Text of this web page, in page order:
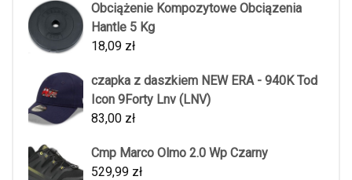
Obciążenie Kompozytowe Obciązenia
Hantle 5 Kg
18,09 zł
czapka z daszkiem NEW ERA - 940K Tod
Icon 9Forty Lnv (LNV)
83,00 zł
Cmp Marco Olmo 2.0 Wp Czarny
529,99 zł